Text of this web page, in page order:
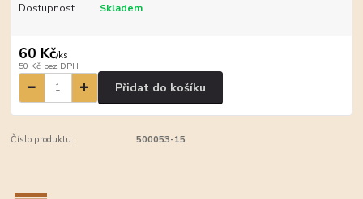
Dostupnost Skladem
60 Kč/ks
50 Kč bez DPH
Přidat do košíku
Číslo produktu: 500053-15